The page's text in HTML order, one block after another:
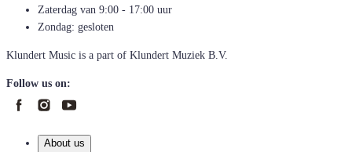
Zaterdag van 9:00 - 17:00 uur
Zondag: gesloten
Klundert Music is a part of Klundert Muziek B.V.
Follow us on:
About us